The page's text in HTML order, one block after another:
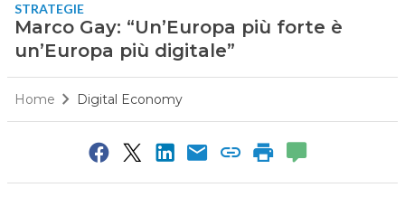
STRATEGIE
Marco Gay: “Un’Europa più forte è
un’Europa più digitale”
Home Digital Economy